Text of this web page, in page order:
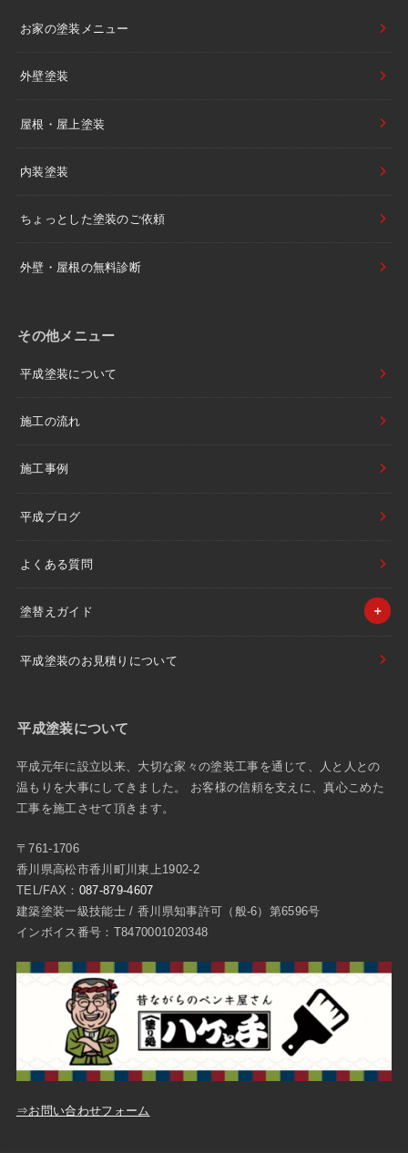
お家の塗装メニュー
外壁塗装
屋根・屋上塗装
内装塗装
ちょっとした塗装のご依頼
外壁・屋根の無料診断
その他メニュー
平成塗装について
施工の流れ
施工事例
平成ブログ
よくある質問
塗替えガイド
平成塗装のお見積りについて
平成塗装について
平成元年に設立以来、大切な家々の塗装工事を通じて、人と人との
温もりを大事にしてきました。 お客様の信頼を支えに、真心こめた
工事を施工させて頂きます。
〒761-1706
香川県高松市香川町川東上1902-2
TEL/FAX： 087-879-4607
建築塗装一級技能士 / 香川県知事許可（般-6）第6596号
インボイス番号：T8470001020348
⇒お問い合わせフォーム